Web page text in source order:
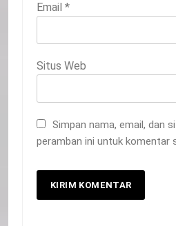
Email *
Situs Web
Simpan nama, email, dan
peramban ini untuk komentar